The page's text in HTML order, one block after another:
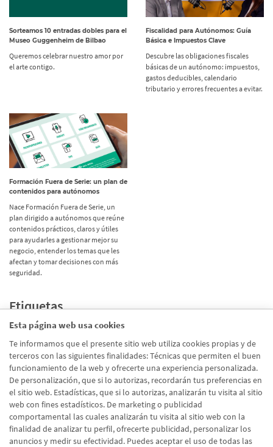
Esta página web usa cookies
Te informamos que el presente sitio web utiliza cookies propias y de
terceros con las siguientes finalidades: Técnicas que permiten el buen
funcionamiento de la web y ofrecerte una experiencia personalizada.
De personalización, que si lo autorizas, recordarán tus preferencias en
el sitio web. Estadísticas, que si lo autorizas, analizarán tu visita al sitio
web con fines estadísticos. De marketing o publicidad
comportamental las cuales analizarán tu visita al sitio web con la
finalidad de analizar tu perfil, ofrecerte publicidad, personalizar los
anuncios y medir su efectividad. Puedes aceptar el uso de todas las
Sorteamos 10 entradas dobles para el
Museo Guggenheim de Bilbao
Queremos celebrar nuestro amor por
el arte contigo.
Fiscalidad para Autónomos: Guía
Básica e Impuestos Clave
Descubre las obligaciones fiscales
básicas de un autónomo: impuestos,
gastos deducibles, calendario
tributario y errores frecuentes a evitar.
Formación Fuera de Serie: un plan de
contenidos para autónomos
Nace Formación Fuera de Serie, un
plan dirigido a autónomos que reúne
contenidos prácticos, claros y útiles
para ayudarles a gestionar mejor su
negocio, entender los temas que les
afectan y tomar decisiones con más
seguridad.
Etiquetas
Promociones
Corporativo(39)
Emprendedores (26)
Talento(20)
Digital(19)
En Marcha (10)